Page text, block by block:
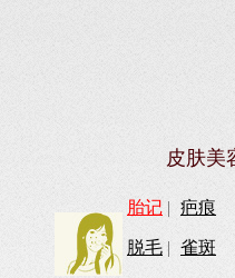
皮肤美
胎记 | 疤痕
脱毛 | 雀斑